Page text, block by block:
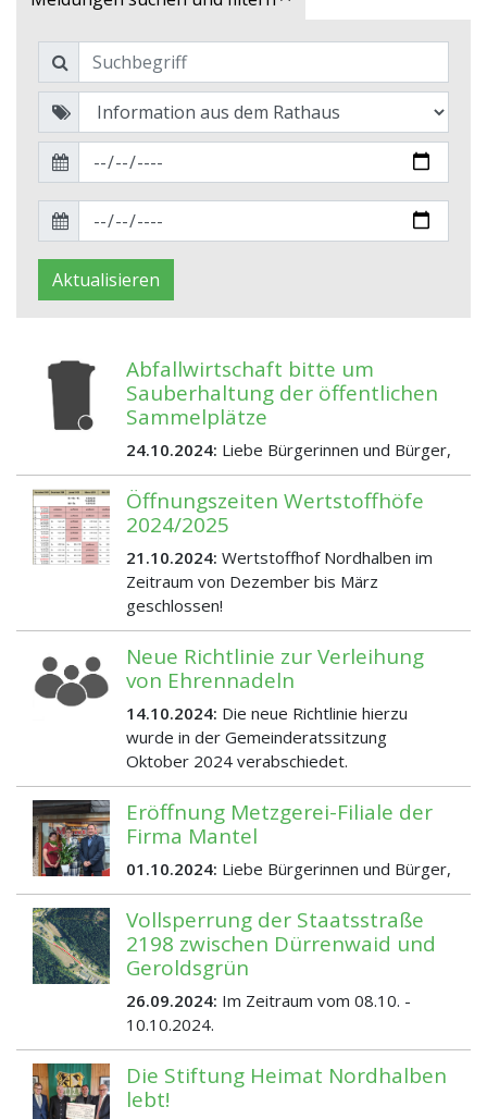
Aktualisieren
Abfallwirtschaft bitte um
Sauberhaltung der öffentlichen
Sammelplätze
24.10.2024: Liebe Bürgerinnen und Bürger,
Öffnungszeiten Wertstoffhöfe
2024/2025
21.10.2024: Wertstoffhof Nordhalben im
Zeitraum von Dezember bis März
geschlossen!
Neue Richtlinie zur Verleihung
von Ehrennadeln
14.10.2024: Die neue Richtlinie hierzu
wurde in der Gemeinderatssitzung
Oktober 2024 verabschiedet.
Eröffnung Metzgerei-Filiale der
Firma Mantel
01.10.2024: Liebe Bürgerinnen und Bürger,
Vollsperrung der Staatsstraße
2198 zwischen Dürrenwaid und
Geroldsgrün
26.09.2024: Im Zeitraum vom 08.10. -
10.10.2024.
Die Stiftung Heimat Nordhalben
lebt!